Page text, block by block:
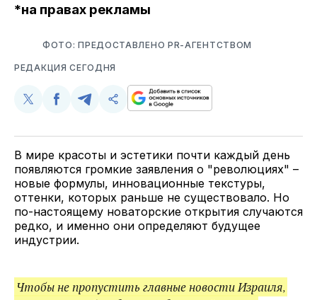
*на правах рекламы
ФОТО: ПРЕДОСТАВЛЕНО PR-АГЕНТСТВОМ
РЕДАКЦИЯ СЕГОДНЯ
Поделиться
Twitter
Поделиться
Facebook
Поделиться
Telegram
Скопируйте
поделитесь
В мире красоты и эстетики почти каждый день
появляются громкие заявления о "революциях" –
новые формулы, инновационные текстуры,
оттенки, которых раньше не существовало. Но
по-настоящему новаторские открытия случаются
редко, и именно они определяют будущее
индустрии.
Чтобы не пропустить главные новости Израиля,